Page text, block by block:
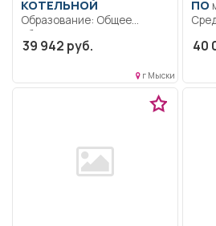
КОТЕЛЬНОЙ
Образование: Общее
образование.. Отопление
здания Станции очистки
39 942 руб.
г Мыски
ПО
40